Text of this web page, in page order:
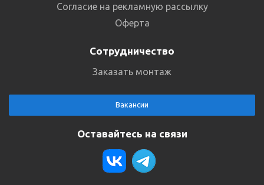
Согласие на рекламную рассылку
Оферта
Сотрудничество
Заказать монтаж
Вакансии
Оставайтесь на связи